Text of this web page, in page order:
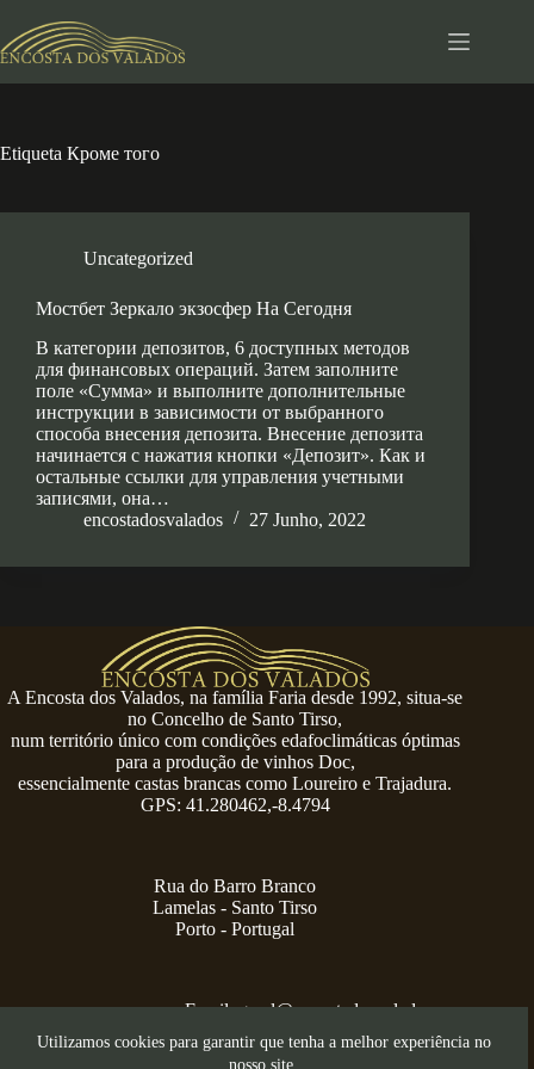
para
o
Utilizamos cookies para garantir que tenha a melhor experiência no
nosso site.
Etiqueta Кроме того
Uncategorized
Мостбет Зеркало экзосфер На Сегодня
В категории депозитов, 6 доступных методов
для финансовых операций. Затем заполните
поле «Сумма» и выполните дополнительные
инструкции в зависимости от выбранного
способа внесения депозита. Внесение депозита
начинается с нажатия кнопки «Депозит». Как и
остальные ссылки для управления учетными
записями, она…
encostadosvalados
27 Junho, 2022
A Encosta dos Valados, na família Faria desde 1992, situa-se
no Concelho de Santo Tirso,
num território único com condições edafoclimáticas óptimas
para a produção de vinhos Doc,
essencialmente castas brancas como Loureiro e Trajadura.
GPS: 41.280462,-8.4794
Rua do Barro Branco
Lamelas - Santo Tirso
Porto - Portugal
Email:geral@encostadosvalados.com
+351 914 729 624
Copyright © 2026 – Serra dos Valados